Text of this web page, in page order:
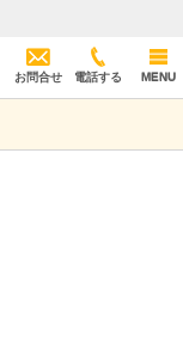
お問合せ 電話する MENU